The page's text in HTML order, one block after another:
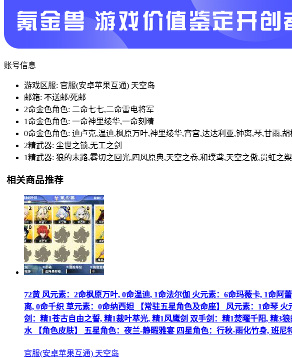
账号信息
游戏区服: 官服(安卓苹果互通) 天空岛
邮箱: 不送邮/死邮
2命金色角色: 二命七七,二命雷电将军
1命金色角色: 一命神里绫华,一命刻晴
0命金色角色: 迪卢克,温迪,枫原万叶,神里绫华,宵宫,达达利亚,钟离,琴,甘雨,
2精武器: 尘世之锁,无工之剑
1精武器: 狼的末路,雾切之回光,四风原典,天空之卷,和璞鸢,天空之傲,贯虹之
相关商品推荐
72黄 风元素：2命枫原万叶, 0命温迪, 1命法尔伽 火元素：6命玛薇卡, 1命
离, 0命千织 草元素：0命纳西妲 【常驻五星角色及命座】 风元素：1命琴
剑：精1苍古自由之誓, 精1裁叶萃光, 精1风鹰剑 双手剑：精1焚曜千阳, 精3
水 【角色皮肤】 五星角色：夜兰-静暇雅宴 四星角色：行秋-雨化竹身, 班尼
官服(安卓苹果互通) 天空岛